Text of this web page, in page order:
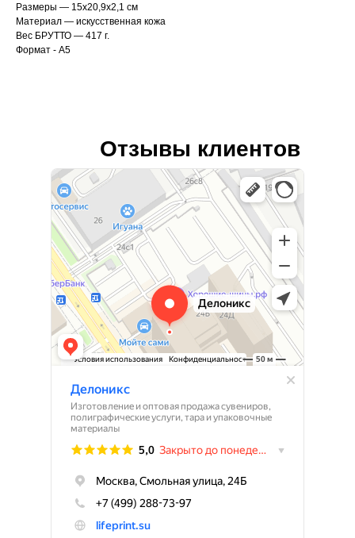
Размеры — 15х20,9х2,1 см
Материал — искусственная кожа
Вес БРУТТО — 417 г.
Формат - А5
Отзывы клиентов
Лайф Принт
Типография в Москве
Изготовление и оптовая продажа сувениров в Москве